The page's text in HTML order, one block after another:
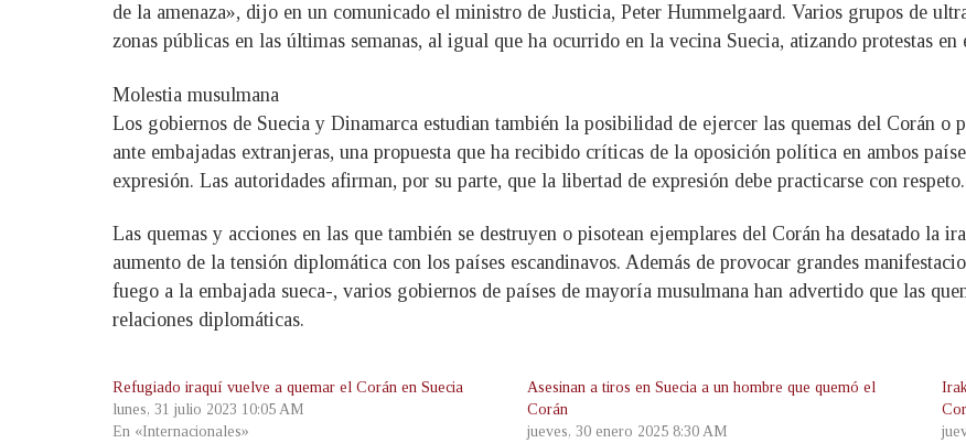
de la amenaza», dijo en un comunicado el ministro de Justicia, Peter Hummelgaard. Varios grupos de
zonas públicas en las últimas semanas, al igual que ha ocurrido en la vecina Suecia, atizando protestas
Molestia musulmana
Los gobiernos de Suecia y Dinamarca estudian también la posibilidad de ejercer las quemas del Corán o
ante embajadas extranjeras, una propuesta que ha recibido críticas de la oposición política en ambos
expresión. Las autoridades afirman, por su parte, que la libertad de expresión debe practicarse con respeto.
Las quemas y acciones en las que también se destruyen o pisotean ejemplares del Corán ha desatado la
aumento de la tensión diplomática con los países escandinavos. Además de provocar grandes
fuego a la embajada sueca-, varios gobiernos de países de mayoría musulmana han advertido que las
relaciones diplomáticas.
Refugiado iraquí vuelve a quemar el Corán en Suecia
lunes, 31 julio 2023 10:05 AM
En «Internacionales»
Asesinan a tiros en Suecia a un hombre que quemó el
Corán
jueves, 30 enero 2025 8:30 AM